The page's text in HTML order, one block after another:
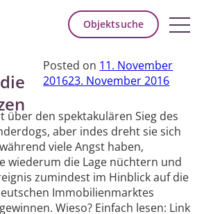
Objektsuche
Posted on 11. November
201623. November 2016
über den spektakulären Sieg des
aber indes dreht sie sich
viele Angst haben,
wiederum die Lage nüchtern und
zumindest im Hinblick auf die
Immobilienmarktes
Wieso? Einfach lesen: Link